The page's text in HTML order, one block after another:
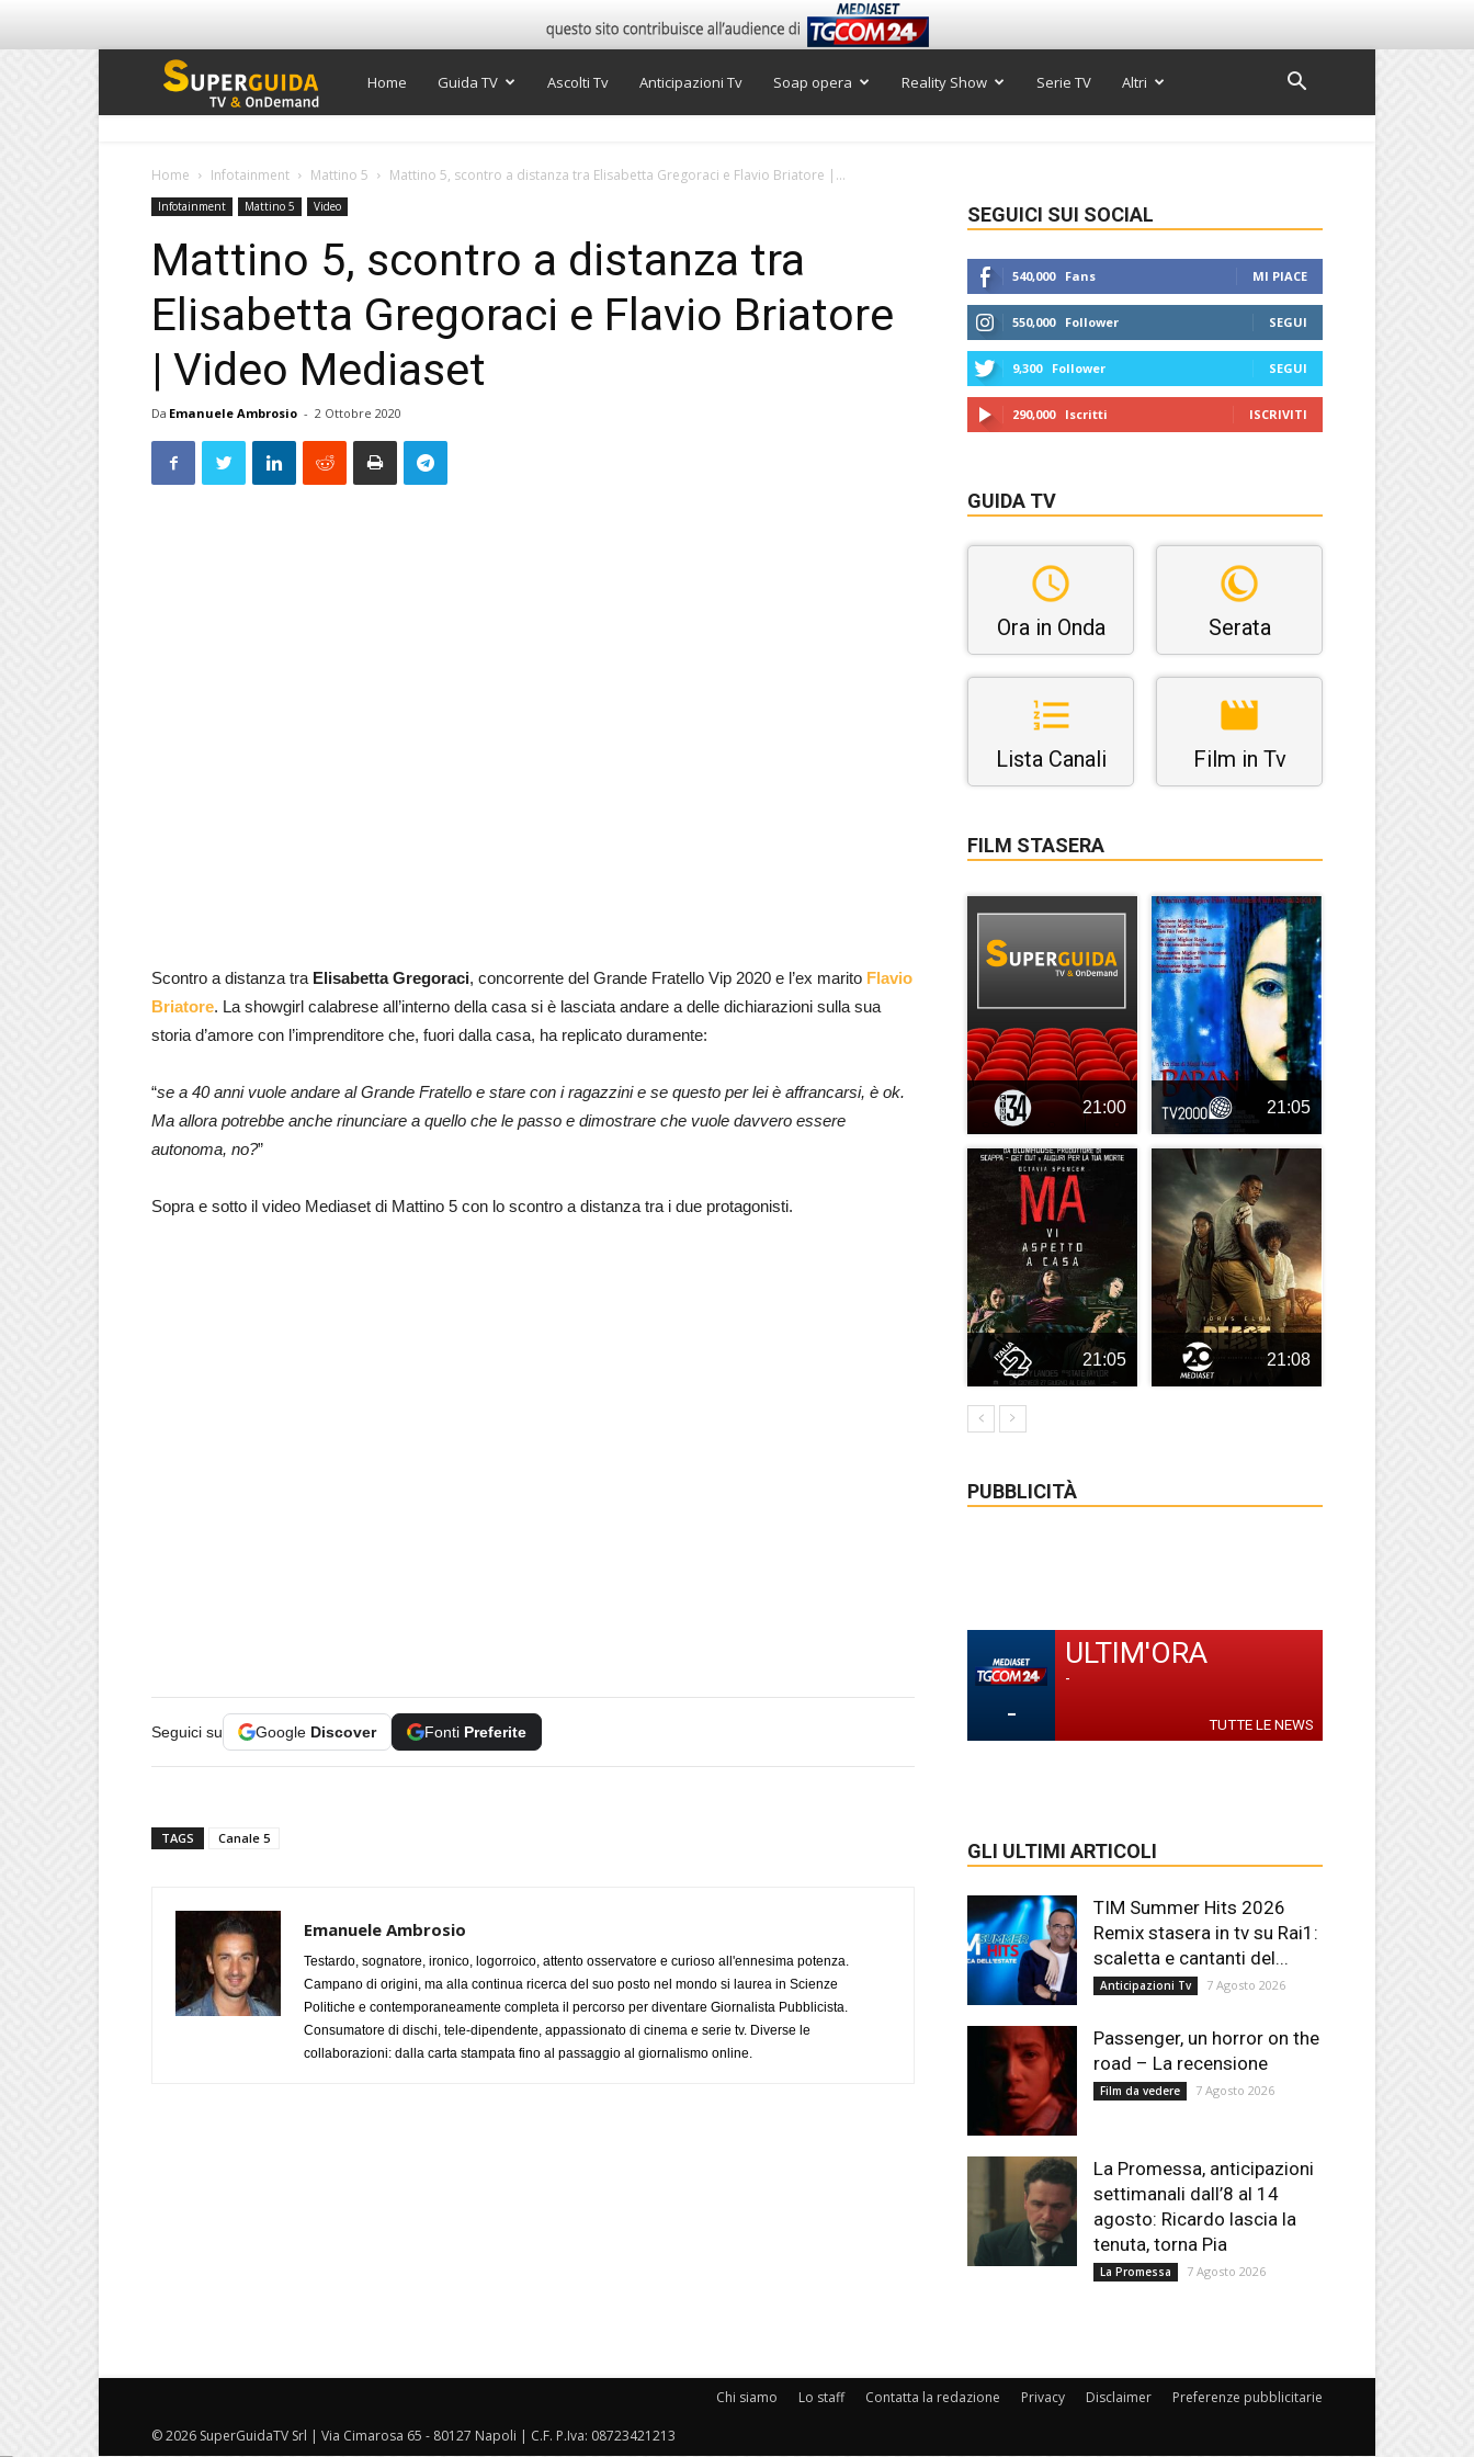
Super
Home Guida TV Ascolti Tv Anticipazioni Tv Soap opera Reality Show Serie TV Altri
Home Infotainment Mattino 5 Mattino 5, scontro a distanza tra Elisabetta Gregoraci e Flavio Briatore |...
Infotainment Mattino 5 Video
Mattino 5, scontro a distanza tra
Elisabetta Gregoraci e Flavio Briatore
| Video Mediaset
Da Emanuele Ambrosio - 2 Ottobre 2020
Scontro a distanza tra Elisabetta Gregoraci, concorrente del Grande Fratello Vip 2020 e l’ex marito Flavio
Briatore. La showgirl calabrese all’interno della casa si è lasciata andare a delle dichiarazioni sulla sua
storia d’amore con l’imprenditore che, fuori dalla casa, ha replicato duramente:
“se a 40 anni vuole andare al Grande Fratello e stare con i ragazzini e se questo per lei è affrancarsi, è ok.
Ma allora potrebbe anche rinunciare a quello che le passo e dimostrare che vuole davvero essere
autonoma, no?”
Sopra e sotto il video Mediaset di Mattino 5 con lo scontro a distanza tra i due protagonisti.
Seguici su Google Discover Fonti Preferite
TAGS Canale 5
Emanuele Ambrosio
Testardo, sognatore, ironico, logorroico, attento osservatore e curioso all'ennesima potenza.
Campano di origini, ma alla continua ricerca del suo posto nel mondo si laurea in Scienze
Politiche e contemporaneamente completa il percorso per diventare Giornalista Pubblicista.
Consumatore di dischi, tele-dipendente, appassionato di cinema e serie tv. Diverse le
collaborazioni: dalla carta stampata fino al passaggio al giornalismo online.
SEGUICI SUI SOCIAL
540,000 Fans MI PIACE
550,000 Follower SEGUI
9,300 Follower SEGUI
290,000 Iscritti ISCRIVITI
GUIDA TV
Ora in Onda Serata
Lista Canali Film in Tv
FILM STASERA
21:00 21:05
21:05 21:08
PUBBLICITÀ
-
ULTIM'ORA
-
TUTTE LE NEWS
GLI ULTIMI ARTICOLI
TIM Summer Hits 2026
Remix stasera in tv su Rai1:
scaletta e cantanti del...
Anticipazioni Tv 7 Agosto 2026
Passenger, un horror on the
road – La recensione
Film da vedere 7 Agosto 2026
La Promessa, anticipazioni
settimanali dall’8 al 14
agosto: Ricardo lascia la
tenuta, torna Pia
La Promessa 7 Agosto 2026
Chi siamo Lo staff Contatta la redazione Privacy Disclaimer Preferenze pubblicitarie
© 2026 SuperGuidaTV Srl | Via Cimarosa 65 - 80127 Napoli | C.F. P.Iva: 08723421213